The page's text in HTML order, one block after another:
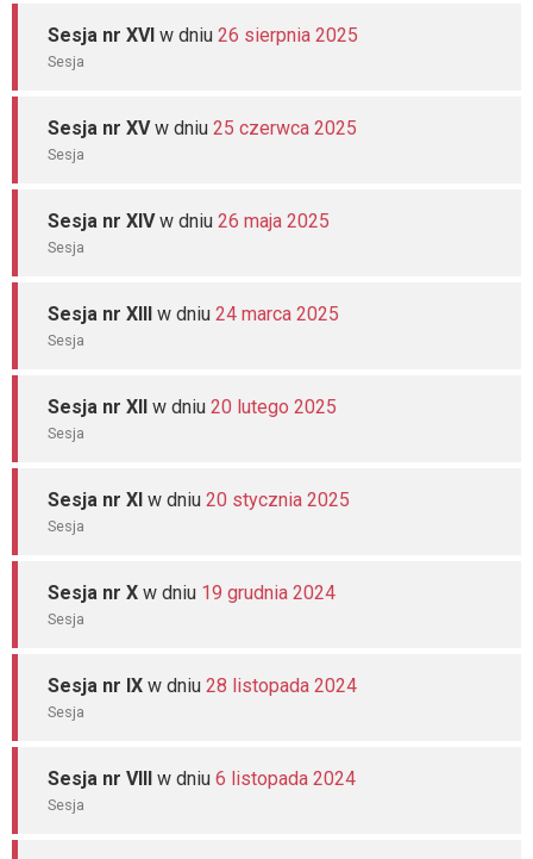
Sesja nr XVI w dniu 26 sierpnia 2025
Sesja
Sesja nr XVw dniu 25 czerwca 2025
Sesja
Sesja nr XIVw dniu 26 maja 2025
Sesja
Sesja nr XIII w dniu 24 marca 2025
Sesja
Sesja nr XII w dniu 20 lutego 2025
Sesja
Sesja nr XI w dniu 20 stycznia 2025
Sesja
Sesja nr X w dniu 19 grudnia 2024
Sesja
Sesja nr IX w dniu 28 listopada 2024
Sesja
Sesja nr VIII w dniu 6 listopada 2024
Sesja